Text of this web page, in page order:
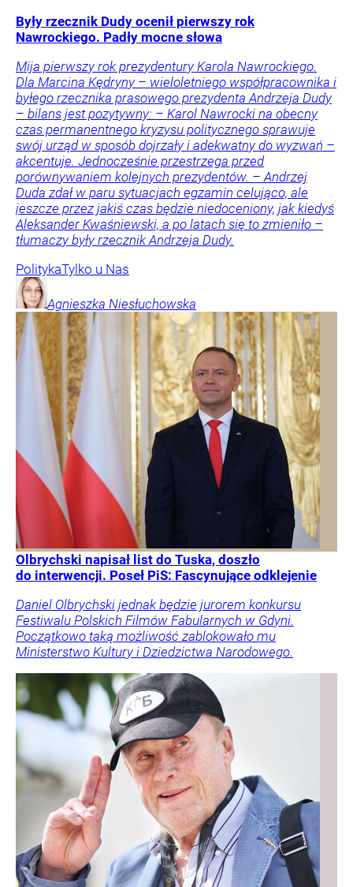
Były rzecznik Dudy ocenił pierwszy rok
Nawrockiego. Padły mocne słowa
Mija pierwszy rok prezydentury Karola Nawrockiego.
Dla Marcina Kędryny – wieloletniego współpracownika i
byłego rzecznika prasowego prezydenta Andrzeja Dudy
– bilans jest pozytywny: – Karol Nawrocki na obecny
czas permanentnego kryzysu politycznego sprawuje
swój urząd w sposób dojrzały i adekwatny do wyzwań –
akcentuje. Jednocześnie przestrzega przed
porównywaniem kolejnych prezydentów. – Andrzej
Duda zdał w paru sytuacjach egzamin celująco, ale
jeszcze przez jakiś czas będzie niedoceniony, jak kiedyś
Aleksander Kwaśniewski, a po latach się to zmieniło –
tłumaczy były rzecznik Andrzeja Dudy.
PolitykaTylko u Nas
Agnieszka Niesłuchowska
Olbrychski napisał list do Tuska, doszło
do interwencji. Poseł PiS: Fascynujące odklejenie
Daniel Olbrychski jednak będzie jurorem konkursu
Festiwalu Polskich Filmów Fabularnych w Gdyni.
Początkowo taką możliwość zablokowało mu
Ministerstwo Kultury i Dziedzictwa Narodowego.